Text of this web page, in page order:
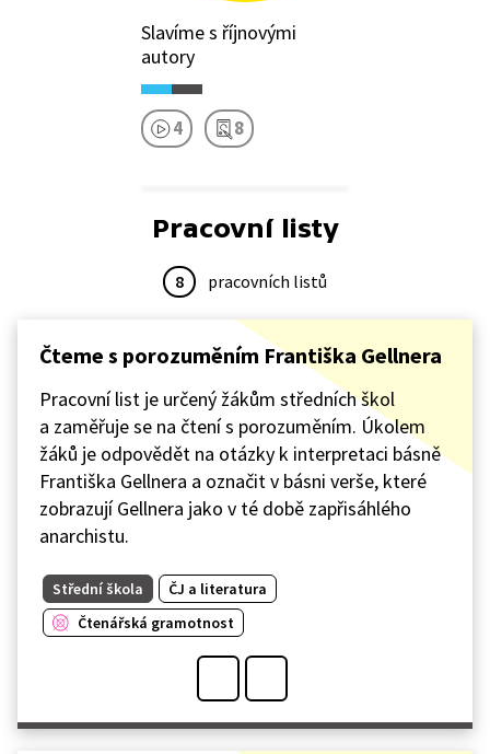
Slavíme s říjnovými
autory
4 8
Pracovní listy
8 pracovních listů
Čteme s porozuměním Františka Gellnera
Pracovní list je určený žákům středních škol
a zaměřuje se na čtení s porozuměním. Úkolem
žáků je odpovědět na otázky k interpretaci básně
Františka Gellnera a označit v básni verše, které
zobrazují Gellnera jako v té době zapřisáhlého
anarchistu.
Střední škola
ČJ a literatura
Čtenářská gramotnost